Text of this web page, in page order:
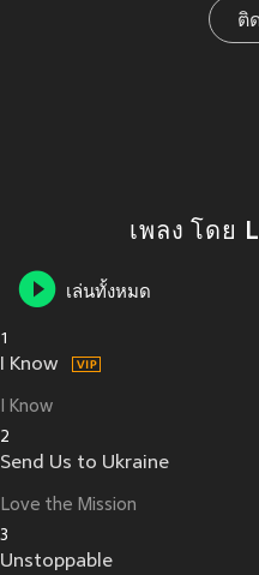
ติ
เพลง โดย
เล่นทั้งหมด
1
I Know
I Know
2
Send Us to Ukraine
Love the Mission
3
Unstoppable